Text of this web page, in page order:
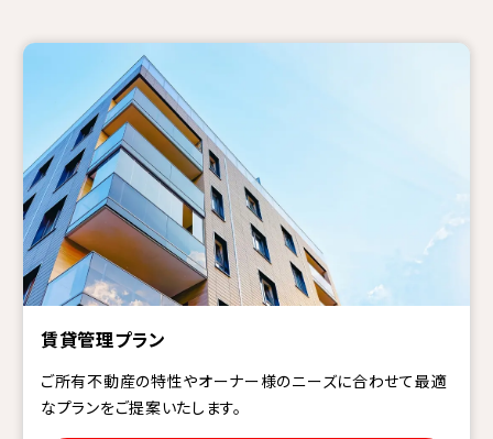
賃貸管理プラン
ご所有不動産の特性やオーナー様のニーズに合わせて最適
なプランをご提案いたします。